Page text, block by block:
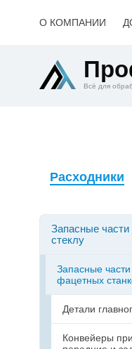
Всё для
О КОМПАНИИ
Расходники
Запасные части
стеклу
Запасные
фацетных
Детали
Конвейеры